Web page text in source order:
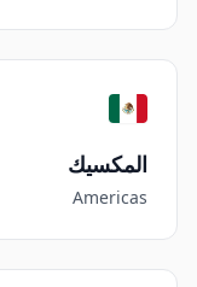
المكسيك
Americas